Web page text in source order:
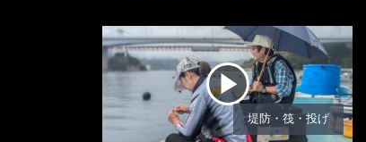
堤防・筏・投げ